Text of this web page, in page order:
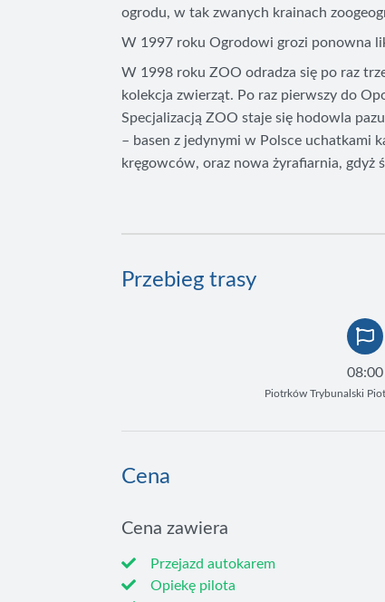
ogrodu, w tak zwanych krainach
W 1997 roku Ogrodowi grozi ponowna
W 1998 roku ZOO odradza się po raz
kolekcja zwierząt. Po raz pierwszy do
Specjalizacją ZOO staje się hodowla
– basen z jedynymi w Polsce uchatkami
kręgowców, oraz nowa żyrafiarnia, gdyż
Przebieg trasy
08:00
Piotrków Trybunalski
Cena
Cena zawiera
Przejazd autokarem
Opiekę pilota